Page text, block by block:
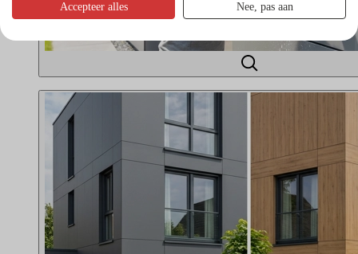
Accepteer alles Nee, pas aan